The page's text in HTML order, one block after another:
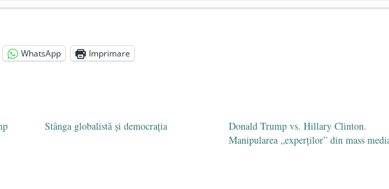
nu-și are locul în unitățile de învățământ
stângii radicale - 2 iunie 2020
că mass media are prea puțin a face cu informarea
WhatsApp Imprimare
Stânga globalistă și democrația
Donald Trump vs. Hillary Clinton.
Manipularea „experților” din mass